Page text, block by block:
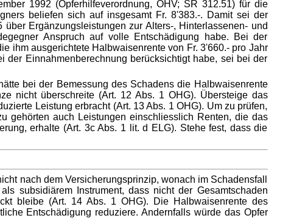
1992 (Opferhilfeverordnung, OHV; SR 312.51) für die
beliefen sich auf insgesamt Fr. 8'383.-. Damit sei der
Ergänzungsleistungen zur Alters-, Hinterlassenen- und
Anspruch auf volle Entschädigung habe. Bei der
ihm ausgerichtete Halbwaisenrente von Fr. 3'660.- pro Jahr
der Einnahmenberechnung berücksichtigt habe, sei bei der
bei der Bemessung des Schadens die Halbwaisenrente
nicht überschreite (Art. 12 Abs. 1 OHG). Übersteige das
Leistung erbracht (Art. 13 Abs. 1 OHG). Um zu prüfen,
gehörten auch Leistungen einschliesslich Renten, die das
erhalte (Art. 3c Abs. 1 lit. d ELG). Stehe fest, dass die
nach dem Versicherungsprinzip, wonach im Schadensfall
subsidiärem Instrument, dass nicht der Gesamtschaden
bleibe (Art. 14 Abs. 1 OHG). Die Halbwaisenrente des
Entschädigung reduziere. Andernfalls würde das Opfer